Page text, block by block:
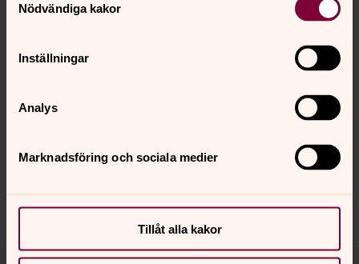
Nödvändiga kakor
Inställningar
Analys
Marknadsföring och sociala medier
Tillåt alla kakor
Synpunkter eller frågor på sidans
Tillbaka till toppen
Tillbaka till innehållet